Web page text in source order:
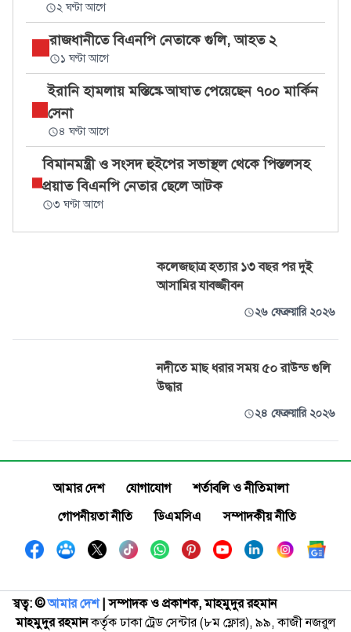
২ ঘণ্টা আগে
রাজধানীতে বিএনপি নেতাকে গুলি, আহত ২
১ ঘণ্টা আগে
ইরানি হামলায় মস্তিষ্কে আঘাত পেয়েছেন ৭০০ মার্কিন
সেনা
৪ ঘণ্টা আগে
বিমানমন্ত্রী ও সংসদ হুইপের সভাস্থল থেকে পিস্তলসহ
প্রয়াত বিএনপি নেতার ছেলে আটক
৩ ঘণ্টা আগে
কলেজছাত্র হত্যার ১৩ বছর পর দুই
আসামির যাবজ্জীবন
২৬ ফেব্রুয়ারি ২০২৬
নদীতে মাছ ধরার সময় ৫০ রাউন্ড গুলি
উদ্ধার
২৪ ফেব্রুয়ারি ২০২৬
আমার দেশ যোগাযোগ
শর্তাবলি ও নীতিমালা
গোপনীয়তা নীতি
ডিএমসিএ সম্পাদকীয় নীতি
স্বত্ব: ©️আমার দেশ| সম্পাদক ও প্রকাশক, মাহমুদুর রহমান
মাহমুদুর রহমানকর্তৃক ঢাকা ট্রেড সেন্টার (৮ম ফ্লোর), ৯৯, কাজী নজরুল